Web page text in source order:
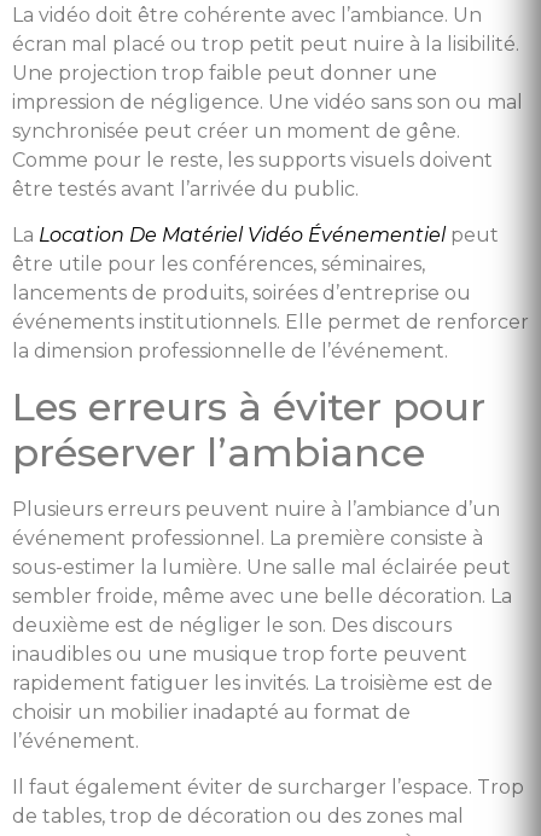
La vidéo doit être cohérente avec l’ambiance. Un
écran mal placé ou trop petit peut nuire à la lisibilité.
Une projection trop faible peut donner une
impression de négligence. Une vidéo sans son ou mal
synchronisée peut créer un moment de gêne.
Comme pour le reste, les supports visuels doivent
être testés avant l’arrivée du public.
La Location De Matériel Vidéo Événementiel peut
être utile pour les conférences, séminaires,
lancements de produits, soirées d’entreprise ou
événements institutionnels. Elle permet de renforcer
la dimension professionnelle de l’événement.
Les erreurs à éviter pour
préserver l’ambiance
Plusieurs erreurs peuvent nuire à l’ambiance d’un
événement professionnel. La première consiste à
sous-estimer la lumière. Une salle mal éclairée peut
sembler froide, même avec une belle décoration. La
deuxième est de négliger le son. Des discours
inaudibles ou une musique trop forte peuvent
rapidement fatiguer les invités. La troisième est de
choisir un mobilier inadapté au format de
l’événement.
Il faut également éviter de surcharger l’espace. Trop
de tables, trop de décoration ou des zones mal